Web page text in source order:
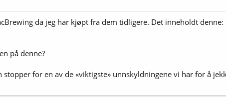
da jeg har kjøpt fra dem tidligere. Det inneholdt denne:
på denne?
stopper for en av de «viktigste» unnskyldningene vi har for å